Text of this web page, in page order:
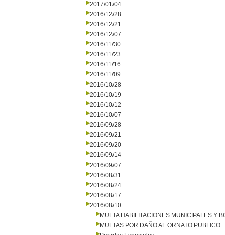
2017/01/04
2016/12/28
2016/12/21
2016/12/07
2016/11/30
2016/11/23
2016/11/16
2016/11/09
2016/10/28
2016/10/19
2016/10/12
2016/10/07
2016/09/28
2016/09/21
2016/09/20
2016/09/14
2016/09/07
2016/08/31
2016/08/24
2016/08/17
2016/08/10
MULTA HABILITACIONES MUNICIPALES Y
MULTAS POR DAÑO AL ORNATO PUBLICO